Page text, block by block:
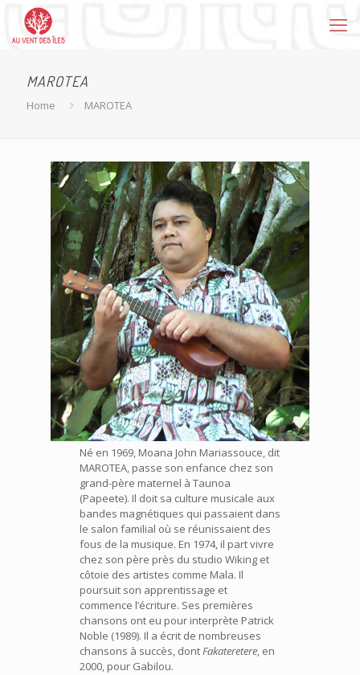
MAROTEA
Home MAROTEA
Né en 1969, Moana John Mariassouce, dit
MAROTEA, passe son enfance chez son
grand-père maternel à Taunoa
(Papeete). Il doit sa culture musicale aux
bandes magnétiques qui passaient dans
le salon familial où se réunissaient des
fous de la musique. En 1974, il part vivre
chez son père près du studio Wiking et
côtoie des artistes comme Mala. Il
poursuit son apprentissage et
commence l’écriture. Ses premières
chansons ont eu pour interprète Patrick
Noble (1989). Il a écrit de nombreuses
chansons à succès, dontFakateretere, en
2000, pour Gabilou.